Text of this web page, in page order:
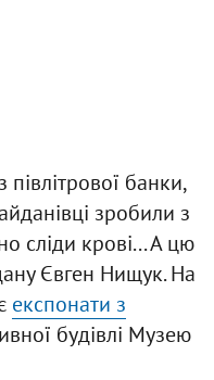
півлітрової банки,
зробили з
сліди крові... А цю
Євген Нищук. На
експонати з
будівлі Музею